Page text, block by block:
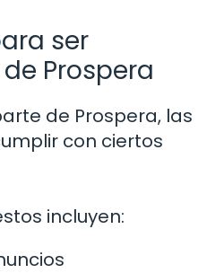
ser
Prospera
de Prospera, las
con ciertos
incluyen: